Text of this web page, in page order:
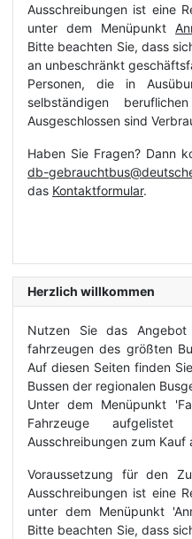
Herzlich willkommen
Nutzen Sie das
fahrzeugen des größten
Auf diesen Seiten finden
Bussen der regionalen
Unter dem Menüpunkt
Fahrzeuge
Ausschreibungen zum Kauf
Voraussetzung für den
Ausschreibungen ist eine
unter dem Menüpunkt
Bitte beachten Sie, dass
Ausschreibungen ist eine
unter dem Menüpunkt
Bitte beachten Sie, dass
an unbeschränkt
Personen, die in
selbständigen
Ausgeschlossen sind
Haben Sie Fragen? Dann
db-
das Kontaktformular.